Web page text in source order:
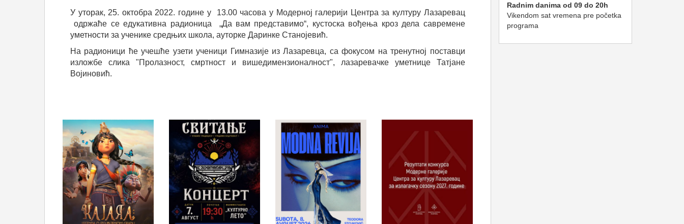
У уторак, 25. октобра 2022. године у 13.00 часова у Модерној галерији Центра за културу Лазаревац
одржаће се едукативна радионица „Да вам представимо“, кустоска вођења кроз дела савремене
уметности за ученике средњих школа, ауторке Даринке Станојевић.
На радионици ће учешће узети ученици Гимназије из Лазаревца, са фокусом на тренутној поставци
изложбе слика "Пролазност, смртност и вишедимензионалност", лазаревачке уметнице Татјане
Војиновић.
Radnim danima od 09 do 20h
Vikendom sat vremena pre početka
programa